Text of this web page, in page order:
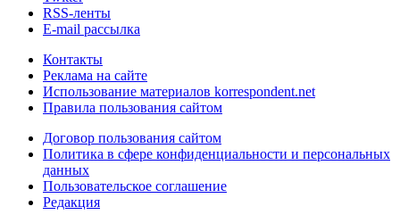
RSS-ленты
E-mail рассылка
Контакты
Реклама на сайте
Использование материалов korrespondent.net
Правила пользования сайтом
Договор пользования сайтом
Политика в сфере конфиденциальности и персональных
данных
Пользовательское соглашение
Редакция